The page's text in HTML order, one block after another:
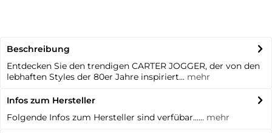
Beschreibung
Entdecken Sie den trendigen CARTER JOGGER, der von den
lebhaften Styles der 80er Jahre inspiriert... mehr
Infos zum Hersteller
Folgende Infos zum Hersteller sind verfübar...... mehr